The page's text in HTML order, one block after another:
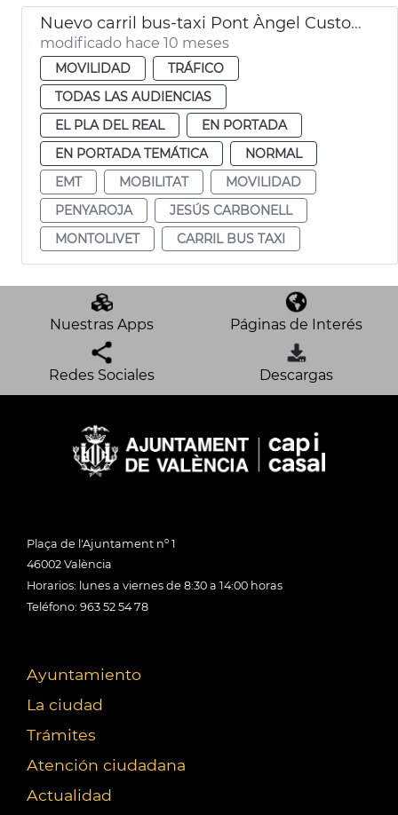
Nuevo carril bus-taxi Pont Àngel Custodi València
modificado hace 10 meses
MOVILIDAD
TRÁFICO
TODAS LAS AUDIENCIAS
EL PLA DEL REAL
EN PORTADA
EN PORTADA TEMÁTICA
NORMAL
EMT
MOBILITAT
MOVILIDAD
PENYAROJA
JESÚS CARBONELL
MONTOLIVET
CARRIL BUS TAXI
Nuestras Apps Páginas de Interés
Redes Sociales Descargas
Plaça de l'Ajuntament nº 1
46002 València
Horarios: lunes a viernes de 8:30 a 14:00 horas
Teléfono: 963 52 54 78
Ayuntamiento
La ciudad
Trámites
Atención ciudadana
Actualidad